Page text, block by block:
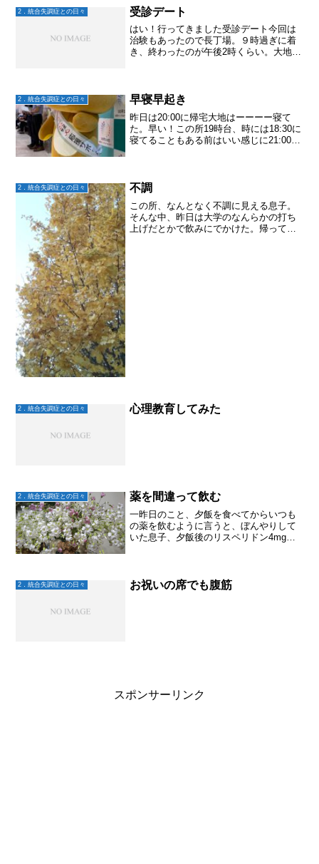
2．統合失調症との日々 受診デート
はい！行ってきました受診デート今回は
治験もあったので長丁場。９時過ぎに着
き、終わったのが午後2時くらい。大地が
お腹がすいたらコンビニ...
2．統合失調症との日々 早寝早起き
昨日は20:00に帰宅大地はーーーー寝て
た。早い！この所19時台、時には18:30に
寝てることもある前はいい感じに21:00と
2．統合失調症との日々 不調
この所、なんとなく不調に見える息子。
そんな中、昨日は大学のなんらかの打ち
上げだとかで飲みにでかけた。帰ってく
2．統合失調症との日々 心理教育してみた
2．統合失調症との日々 薬を間違って飲む
一昨日のこと、夕飯を食べてからいつも
の薬を飲むように言うと、ぼんやりして
いた息子、夕飯後のリスペリドン4mgだ
ロナセン、夕飯後のリ...
2．統合失調症との日々 お祝いの席でも腹筋
スポンサーリンク